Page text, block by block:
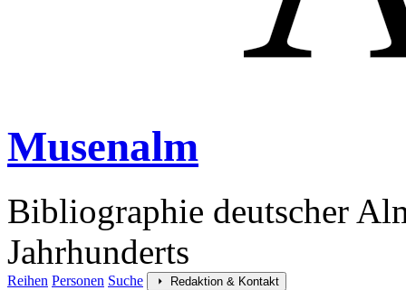
Musenalm
Bibliographie deutscher
Jahrhunderts
Reihen Personen Suche Redaktion & Kontakt